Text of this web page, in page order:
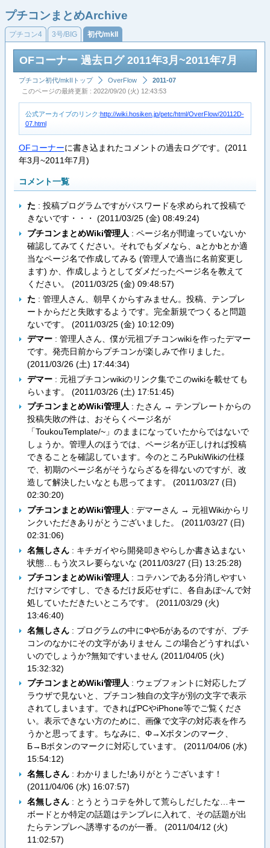
プチコンまとめArchive
プチコン4 3号/BIG 初代/mkII
OFコーナー 過去ログ 2011年3月~2011年7月
プチコン初代/mkIIトップ OverFlow
2011-07
このページの最終更新 : 2022/09/20 (火) 12:43:53
公式アーカイブのリンク:http://wiki.hosiken.jp/petc/html/OverFlow/20112D-
07.html
OFコーナーに書き込まれたコメントの過去ログです。(2011
年3月~2011年7月)
コメント一覧
た : 投稿プログラムですがパスワードを求められて投稿で
きないです・・・ (2011/03/25 (金) 08:49:24)
プチコンまとめWiki管理人 : ページ名が間違っていないか
確認してみてください。それでもダメなら、aとかbとか適
当なページ名で作成してみる (管理人で適当に名前変更し
ます) か、作成しようとしてダメだったページ名を教えて
ください。 (2011/03/25 (金) 09:48:57)
た : 管理人さん、朝早くからすみません。投稿、テンプレ
ートからだと失敗するようです。完全新規でつくると問題
ないです。 (2011/03/25 (金) 10:12:09)
デマー: 管理人さん、僕が元祖プチコンwikiを作ったデマー
です。発売日前からプチコンが楽しみで作りました。
(2011/03/26 (土) 17:44:34)
デマー: 元祖プチコンwikiのリンク集でこのwikiを載せても
らいます。 (2011/03/26 (土) 17:51:45)
プチコンまとめWiki管理人 : たさん → テンプレートからの
投稿失敗の件は、おそらくページ名が
「ToukouTemplate/~」のままになっていたからではないで
しょうか。管理人のほうでは、ページ名が正しければ投稿
できることを確認しています。今のところPukiWikiの仕様
で、初期のページ名がそうならざるを得ないのですが、改
造して解決したいなとも思ってます。 (2011/03/27 (日)
02:30:20)
プチコンまとめWiki管理人 : デマーさん → 元祖Wikiからリ
ンクいただきありがとうございました。 (2011/03/27 (日)
02:31:06)
名無しさん: キチガイやら開発叩きやらしか書き込まない
状態…もう次スレ要らないな (2011/03/27 (日) 13:25:28)
プチコンまとめWiki管理人 : コテハンである分消しやすい
だけマシですし、できるだけ反応せずに、各自あぼ~んで対
処していただきたいところです。 (2011/03/29 (火)
13:46:40)
名無しさん: プログラムの中にΦやБがあるのですが、プチ
コンのなかにその文字がありません この場合どうすればい
いのでしょうか?無知ですいません (2011/04/05 (火)
15:32:32)
プチコンまとめWiki管理人 : ウェブフォントに対応したブ
ラウザで見ないと、プチコン独自の文字が別の文字で表示
されてしまいます。できればPCやiPhone等でご覧くださ
い。表示できない方のために、画像で文字の対応表を作ろ
うかと思ってます。ちなみに、Φ→Xボタンのマーク、
Б→Bボタンのマークに対応しています。 (2011/04/06 (水)
15:54:12)
名無しさん: わかりました!ありがとうございます！
(2011/04/06 (水) 16:07:57)
名無しさん: とうとうコテを外して荒らしだしたな…キー
ボードとか特定の話題はテンプレに入れて、その話題が出
たらテンプレへ誘導するのが一番。 (2011/04/12 (火)
11:02:57)